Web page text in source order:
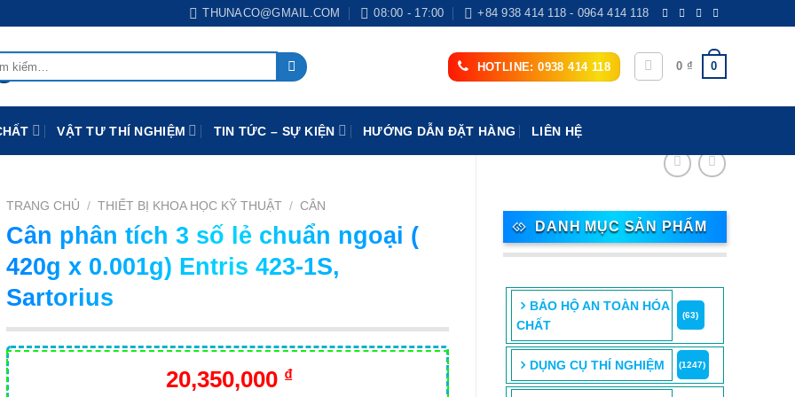
THUNACO@GMAIL.COM 08:00 - 17:00 +84 938 414 118 - 0964 414 118
HOTLINE: 0938 414 118 0 ₫ 0
VẬT TƯ THÍ NGHIỆM TIN TỨC – SỰ KIỆN HƯỚNG DẪN ĐẶT HÀNG LIÊN HỆ
DANH MỤC SẢN PHẨM
BẢO HỘ AN TOÀN HÓA
CHẤT
(63)
DỤNG CỤ THÍ NGHIỆM (1247)
TRANG CHỦ / THIẾT BỊ KHOA HỌC KỸ THUẬT / CÂN
Cân phân tích 3 số lẻ chuẩn ngoại (
420g x 0.001g) Entris 423-1S,
Sartorius
20,350,000 ₫